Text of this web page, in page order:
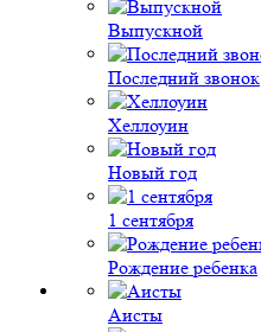
Выпускной
Последний звонок
Хеллоуин
Новый год
1 сентября
Рождение ребенка
Аисты